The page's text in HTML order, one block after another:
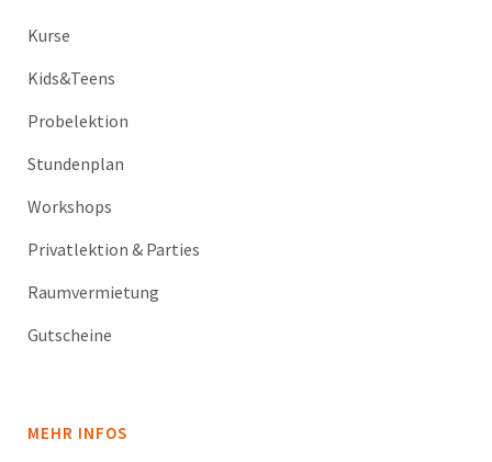
Kurse
Kids&Teens
Probelektion
Stundenplan
Workshops
Privatlektion & Parties
Raumvermietung
Gutscheine
MEHR INFOS